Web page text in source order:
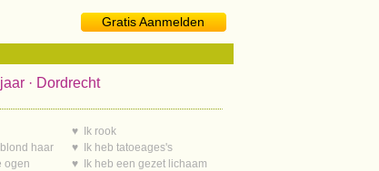
Gratis Aanmelden
· Dordrecht
haar
ogen
♥ Ik rook
♥ Ik heb tatoeages's
♥ Ik heb een gezet lichaam